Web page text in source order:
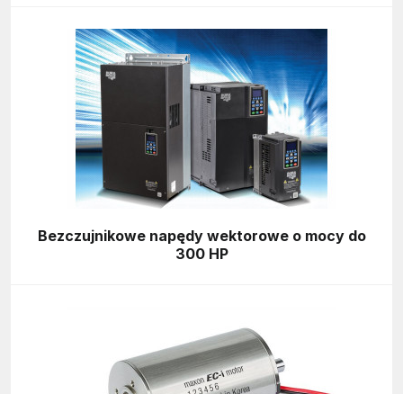
Bezczujnikowe napędy wektorowe o mocy do
300 HP